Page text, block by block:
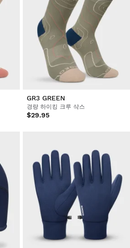
GR3 GREEN
경량 하이킹 크루 삭스
$29.95